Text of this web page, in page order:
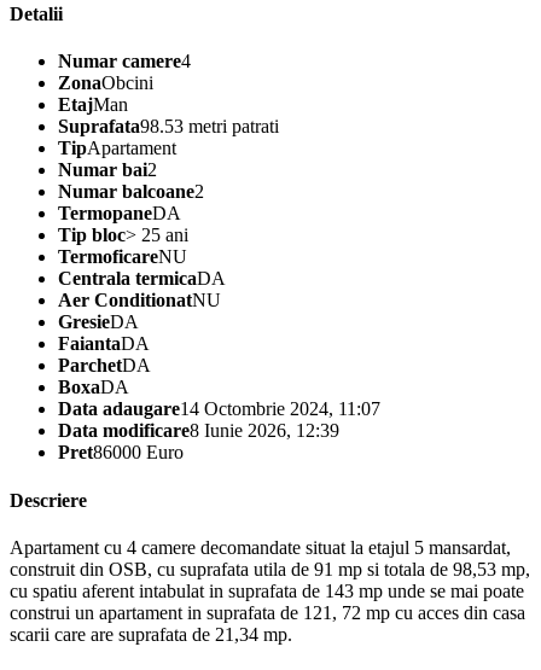
Detalii
Numar camere4
ZonaObcini
EtajMan
Suprafata98.53 metri patrati
TipApartament
Numar bai2
Numar balcoane2
TermopaneDA
Tip bloc> 25 ani
TermoficareNU
Centrala termicaDA
Aer ConditionatNU
GresieDA
FaiantaDA
ParchetDA
BoxaDA
Data adaugare14 Octombrie 2024, 11:07
Data modificare8 Iunie 2026, 12:39
Pret86000 Euro
Descriere
Apartament cu 4 camere decomandate situat la etajul 5 mansardat,
construit din OSB, cu suprafata utila de 91 mp si totala de 98,53 mp,
cu spatiu aferent intabulat in suprafata de 143 mp unde se mai poate
construi un apartament in suprafata de 121, 72 mp cu acces din casa
scarii care are suprafata de 21,34 mp.